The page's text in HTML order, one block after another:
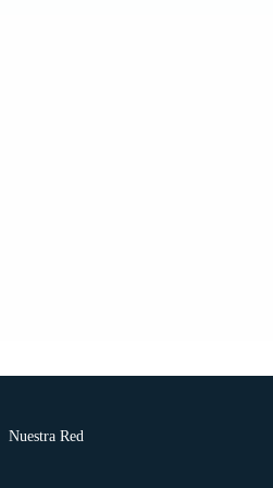
Nuestra Red